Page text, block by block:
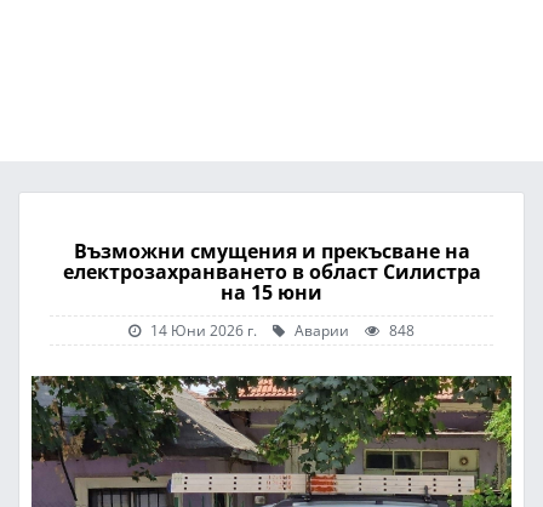
Възможни смущения и прекъсване на
електрозахранването в област Силистра
на 15 юни
14 Юни 2026 г. Аварии 848